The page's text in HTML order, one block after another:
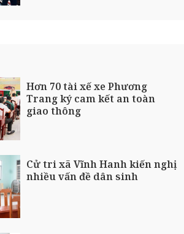
Hơn 70 tài xế xe Phương
Trang ký cam kết an toàn
giao thông
Cử tri xã Vĩnh Hanh kiến nghị
nhiều vấn đề dân sinh